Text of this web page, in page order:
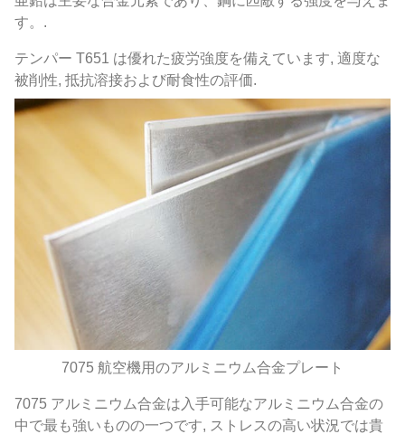
す。.
テンパー T651 は優れた疲労強度を備えています, 適度な
被削性, 抵抗溶接および耐食性の評価.
7075 航空機用のアルミニウム合金プレート
7075 アルミニウム合金は入手可能なアルミニウム合金の
中で最も強いものの一つです, ストレスの高い状況では貴